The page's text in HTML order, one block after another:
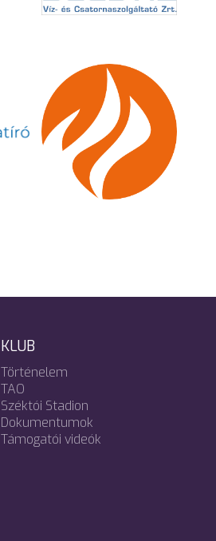
KLUB
Történelem
TAO
Széktói Stadion
Dokumentumok
Támogatói videók